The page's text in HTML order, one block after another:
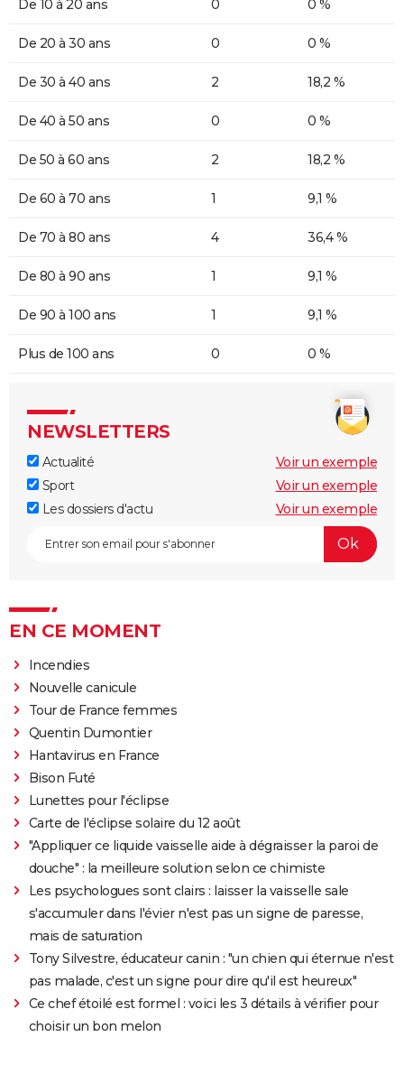
De 10 à 20 ans 0 0 %
De 20 à 30 ans 0 0 %
De 30 à 40 ans 2 18,2 %
De 40 à 50 ans 0 0 %
De 50 à 60 ans 2 18,2 %
De 60 à 70 ans 1 9,1 %
De 70 à 80 ans 4 36,4 %
De 80 à 90 ans 1 9,1 %
De 90 à 100 ans 1 9,1 %
Plus de 100 ans 0 0 %
NEWSLETTERS
Actualité
Voir un exemple
Sport
Voir un exemple
Les dossiers d'actu
Voir un exemple
EN CE MOMENT
Incendies
Nouvelle canicule
Tour de France femmes
Quentin Dumontier
Hantavirus en France
Bison Futé
Lunettes pour l'éclipse
Carte de l'éclipse solaire du 12 août
"Appliquer ce liquide vaisselle aide à dégraisser la paroi de
douche" : la meilleure solution selon ce chimiste
Les psychologues sont clairs : laisser la vaisselle sale
s'accumuler dans l'évier n'est pas un signe de paresse,
mais de saturation
Tony Silvestre, éducateur canin : "un chien qui éternue n'est
pas malade, c'est un signe pour dire qu'il est heureux"
Ce chef étoilé est formel : voici les 3 détails à vérifier pour
choisir un bon melon